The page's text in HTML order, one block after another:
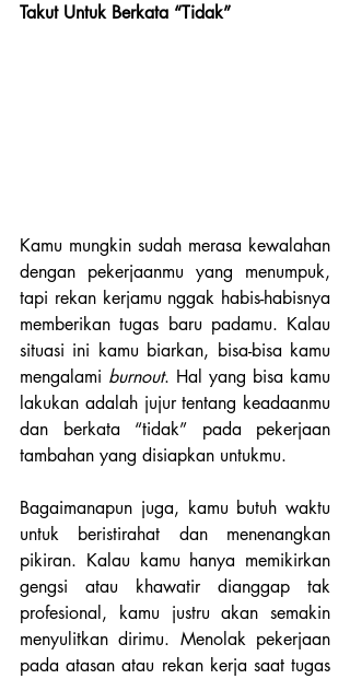
Takut Untuk Berkata “Tidak”
Kamu mungkin sudah merasa kewalahan
dengan pekerjaanmu yang menumpuk,
tapi rekan kerjamu nggak habis-habisnya
memberikan tugas baru padamu. Kalau
situasi ini kamu biarkan, bisa-bisa kamu
mengalami burnout. Hal yang bisa kamu
lakukan adalah jujur tentang keadaanmu
dan berkata “tidak” pada pekerjaan
tambahan yang disiapkan untukmu.
Bagaimanapun juga, kamu butuh waktu
untuk beristirahat dan menenangkan
pikiran. Kalau kamu hanya memikirkan
gengsi atau khawatir dianggap tak
profesional, kamu justru akan semakin
menyulitkan dirimu. Menolak pekerjaan
pada atasan atau rekan kerja saat tugas